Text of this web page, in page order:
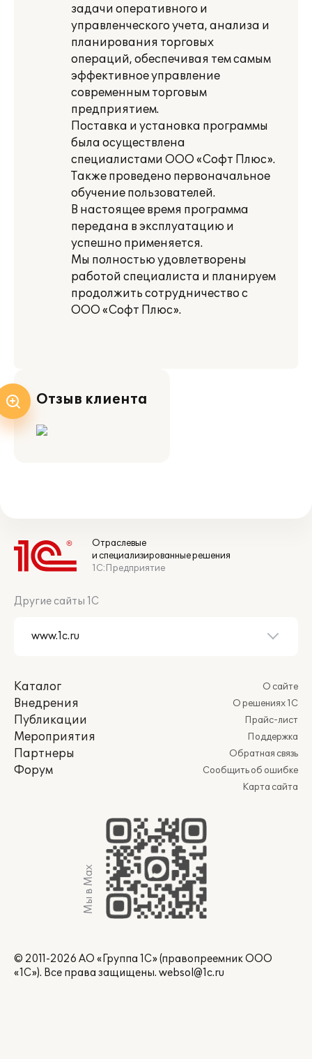
задачи оперативного и
управленческого учета, анализа и
планирования торговых
операций, обеспечивая тем самым
эффективное управление
современным торговым
предприятием.
Поставка и установка программы
была осуществлена
специалистами ООО «Софт Плюс».
Также проведено первоначальное
обучение пользователей.
В настоящее время программа
передана в эксплуатацию и
успешно применяется.
Мы полностью удовлетворены
работой специалиста и планируем
продолжить сотрудничество с
ООО «Софт Плюс».
Отзыв клиента
Отраслевые
и специализированные решения
1С:Предприятие
Другие сайты 1С
Каталог
Внедрения
Публикации
Мероприятия
Партнеры
Форум
О сайте
О решениях 1С
Прайс-лист
Поддержка
Обратная связь
Сообщить об ошибке
Карта сайта
Мы в Max
© 2011-2026 АО «Группа 1С» (правопреемник ООО
«1С»). Все права защищены. websol@1c.ru